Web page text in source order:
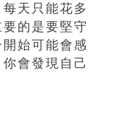
天只能花多
的是要堅守
始可能會感
會發現自己